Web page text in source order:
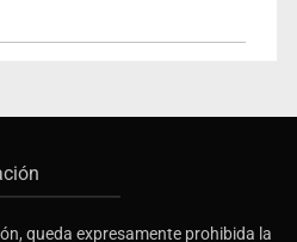
queda expresamente prohibida la